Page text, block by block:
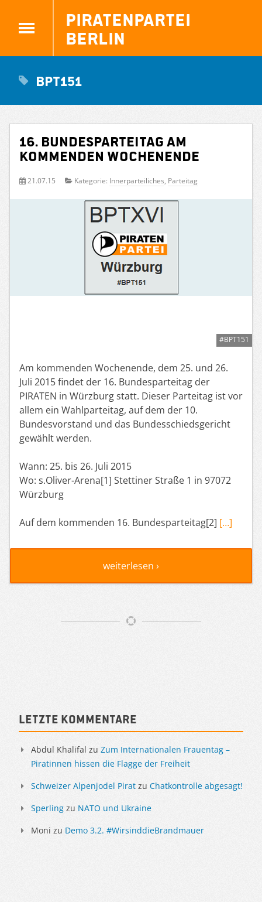
Piratenpartei
Berlin
BPT151
16. Bundesparteitag am
kommenden Wochenende
21.07.15 Kategorie: Innerparteiliches, Parteitag
#BPT151
Am kommenden Wochenende, dem 25. und 26.
Juli 2015 findet der 16. Bundesparteitag der
PIRATEN in Würzburg statt. Dieser Parteitag ist vor
allem ein Wahlparteitag, auf dem der 10.
Bundesvorstand und das Bundesschiedsgericht
gewählt werden.
Wann: 25. bis 26. Juli 2015
Wo: s.Oliver-Arena[1] Stettiner Straße 1 in 97072
Würzburg
Auf dem kommenden 16. Bundesparteitag[2] […]
weiterlesen ›
Sidebar
Letzte Kommentare
Abdul Khalifal zu Zum Internationalen Frauentag –
Piratinnen hissen die Flagge der Freiheit
Schweizer Alpenjodel Pirat zu Chatkontrolle abgesagt!
Sperling zu NATO und Ukraine
Moni zu Demo 3.2. #WirsinddieBrandmauer